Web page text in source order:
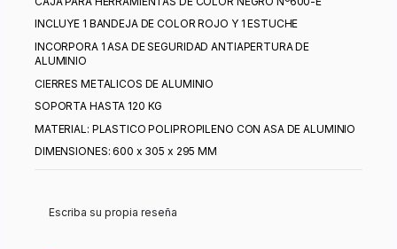
INCLUYE 1 BANDEJA DE COLOR ROJO Y 1 ESTUCHE
INCORPORA 1 ASA DE SEGURIDAD ANTIAPERTURA DE
ALUMINIO
CIERRES METALICOS DE ALUMINIO
SOPORTA HASTA 120 KG
MATERIAL: PLASTICO POLIPROPILENO CON ASA DE ALUMINIO
DIMENSIONES: 600 x 305 x 295 MM
Escriba su propia reseña